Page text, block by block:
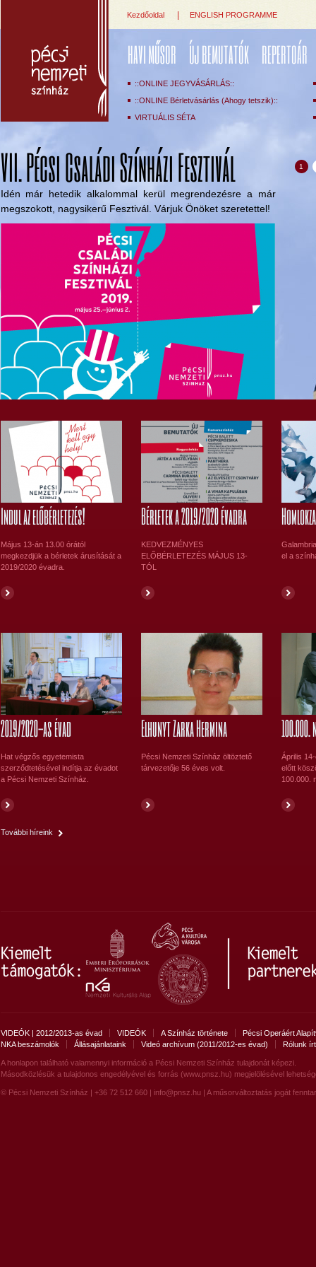
Kezdőoldal ENGLISH PROGRAMME
HAVI MŰSOR ÚJ BEMUTATÓK REPERTOÁR
::ONLINE JEGYVÁSÁRLÁS::
::ONLINE Bérletvásárlás (Ahogy tetszik)::
VIRTUÁLIS SÉTA
1
VII. Pécsi Családi Színházi Fesztivál
Idén már hetedik alkalommal kerül megrendezésre a már
megszokott, nagysikerű Fesztivál. Várjuk Önöket szeretettel!
Edith és Marlene
Szereplők: Stubendek Katalin, Györfi Anna, Darabont Mikold,
Vidákovics Szláven
Rendező: Anger Zsolt
A fizikusok | komédia
Főbb szerepekben: Darabont Mikold, Józsa Richárd, Köles
Ferenc, Széll Horváth Lajos - Rendező: Keszég László
A Montmartre-i ibolya
Kálmán Imre operettje a Nagyszínházban!
Rendező: Méhes László
Indul az előbérletezés!
Május 13-án 13.00 órától
megkezdjük a bérletek árusítását a
2019/2020 évadra.
Bérletek a 2019/2020 évadra
KEDVEZMÉNYES
ELŐBÉRLETEZÉS MÁJUS 13-
TÓL
el a
2019/2020-as évad
Hat végzős egyetemista
szerződtetésével indítja az évadot
a Pécsi Nemzeti Színház.
Elhunyt Zarka Hermina
Pécsi Nemzeti Színház öltöztető
tárvezetője 56 éves volt.
100.000.
Április
előtt
100.000.
További híreink
VIDEÓK | 2012/2013-as évad VIDEÓK A Színház története
Pécsi Operáért
NKA beszámolók
Állásajánlataink Videó archívum (2011/2012-es évad) Rólunk
A honlapon található valamennyi információ a Pécsi Nemzeti Színház tulajdonát képezi.
Másodközlésük a tulajdonos engedélyével és forrás (www.pnsz.hu) megjelölésével
© Pécsi Nemzeti Színház | +36 72 512 660 | info@pnsz.hu| A műsorváltoztatás jogát